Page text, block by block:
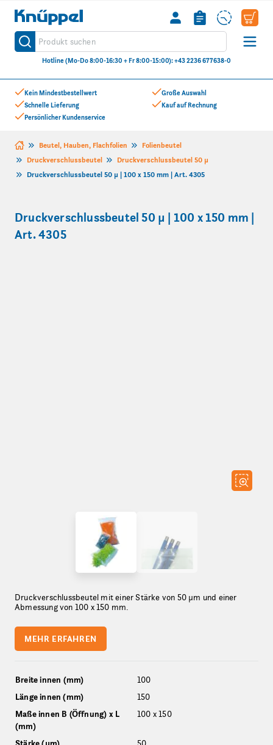
Kein Mindestbestellwert
Schnelle Lieferung
Persönlicher Kundenservice
Große Auswahl
Kauf auf Rechnung
Knüppel
Produkt suchen
Suche
Hotline (Mo-Do 8:00-16:30 + Fr 8:00-15:00): +43 2236 677638-0
Zum Inhalt springen
Beutel, Hauben, Flachfolien
Folienbeutel
Druckverschlussbeutel
Druckverschlussbeutel 50 µ
Druckverschlussbeutel 50 µ | 100 x 150 mm | Art. 4305
Druckverschlussbeutel 50 µ | 100 x 150 mm |
Art. 4305
Druckverschlussbeutel mit einer Stärke von 50 µm und einer
Abmessung von 100 x 150 mm.
MEHR ERFAHREN
Breite innen (mm)
100
Länge innen (mm)
150
Maße innen B (Öffnung) x L
(mm)
100 x 150